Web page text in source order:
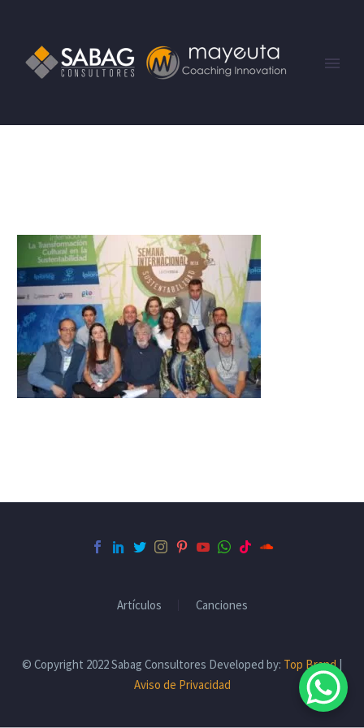
Artículos Canciones
© Copyright 2022 Sabag Consultores Developed by: Top Brand|
Aviso de Privacidad